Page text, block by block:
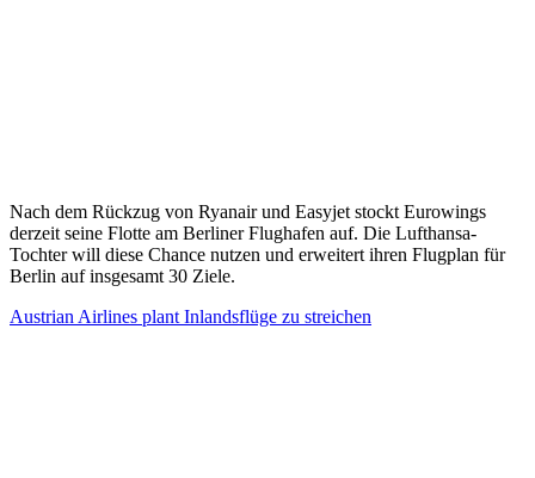
Nach dem Rückzug von Ryanair und Easyjet stockt Eurowings
derzeit seine Flotte am Berliner Flughafen auf. Die Lufthansa-
Tochter will diese Chance nutzen und erweitert ihren Flugplan für
Berlin auf insgesamt 30 Ziele.
Austrian Airlines plant Inlandsflüge zu streichen